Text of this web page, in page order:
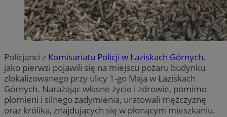
Policjanci z Komisariatu Policji w Łaziskach Górnych,
jako pierwsi pojawili się na miejscu pożaru budynku
zlokalizowanego przy ulicy 1-go Maja w Łaziskach
Górnych. Narażając własne życie i zdrowie, pomimo
płomieni i silnego zadymienia, uratowali mężczyznę
oraz królika, znajdujących się w płonącym mieszkaniu.